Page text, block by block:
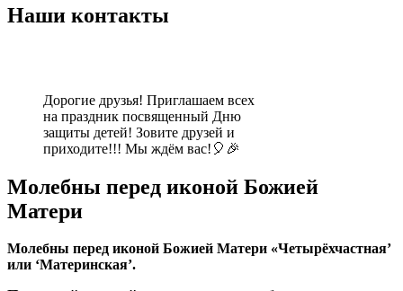
Наши контакты
Дорогие друзья! Приглашаем всех
на праздник посвященный Дню
защиты детей! Зовите друзей и
приходите!!! Мы ждём вас!🎈🎉
Молебны перед иконой Божией
Матери
Молебны перед иконой Божией Матери «Четырёхчастная’
или ‘Материнская’.